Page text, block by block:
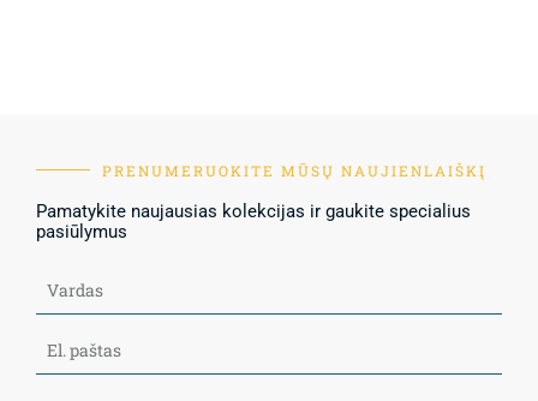
PRENUMERUOKITE MŪSŲ NAUJIENLAIŠKĮ
Pamatykite naujausias kolekcijas ir gaukite specialius
pasiūlymus